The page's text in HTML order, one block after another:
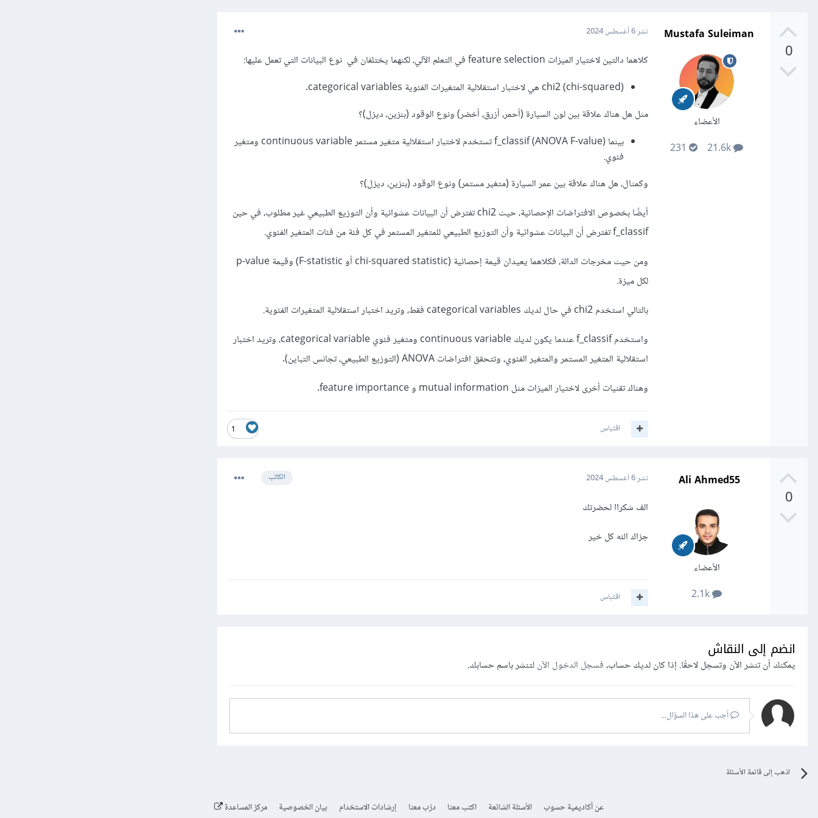
0
Mustafa Suleiman
الأعضاء
نشر6 أغسطس 2024
كلاهما دالتين لاختيار الميزات feature selection في التعلم الآلي، لكنهما يختلفان في نوع البيانات التي تعمل عليها:
chi2 (chi-squared) هي لاختبار استقلالية المتغيرات الفئوية categorical variables.
مثل هل هناك علاقة بين لون السيارة (أحمر، أزرق، أخضر) ونوع الوقود (بنزين، ديزل)؟
بينما f_classif (ANOVA F-value) تستخدم لاختبار استقلالية متغير مستمر continuous variable ومتغير
فئوي.
وكمثال، هل هناك علاقة بين عمر السيارة (متغير مستمر) ونوع الوقود (بنزين، ديزل)؟
أيضًا بخصوص الافتراضات الإحصائية، حيث chi2 تفترض أن البيانات عشوائية وأن التوزيع الطبيعي غير مطلوب، في حين
f_classif تفترض أن البيانات عشوائية وأن التوزيع الطبيعي للمتغير المستمر في كل فئة من فئات المتغير الفئوي.
ومن حيث مخرجات الدالة، فكلاهما يعيدان قيمة إحصائية (chi-squared statistic أو F-statistic) وقيمة p-value
لكل ميزة.
بالتالي استخدم chi2 في حال لديك categorical variables فقط، وتريد اختبار استقلالية المتغيرات الفئوية.
واستخدم f_classif عندما يكون لديك continuous variable ومتغير فئوي categorical variable، وتريد اختبار
استقلالية المتغير المستمر والمتغير الفئوي، وتتحقق افتراضات ANOVA (التوزيع الطبيعي، تجانس التباين).
وهناك تقنيات أخرى لاختيار الميزات مثل mutual information و feature importance.
1 اقتباس
0
Ali Ahmed55
الأعضاء
الكاتب نشر6 أغسطس 2024
الف شكراا لحضرتك
جزاك الله كل خير
اقتباس
انضم إلى النقاش
يمكنك أن تنشر الآن وتسجل لاحقًا. إذا كان لديك حساب،فسجل الدخول الآنلتنشر باسم حسابك.
أجب على هذا السؤال...
اذهب إلى قائمة الأسئلة
عن أكاديمية حسوب الأسئلة الشائعة اكتب معنا درّب معنا إرشادات الاستخدام بيان الخصوصية مركز المساعدة